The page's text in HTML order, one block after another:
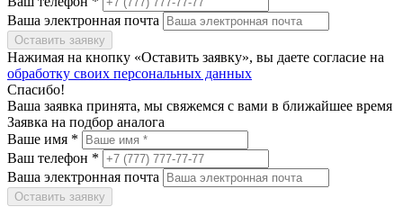
Ваша электронная почта
Оставить заявку
Нажимая на кнопку «Оставить заявку», вы даете согласие на
обработку своих персональных данных
Спасибо!
Ваша заявка принята, мы свяжемся с вами в ближайшее время
Заявка на подбор аналога
Ваше имя *
Ваш телефон *
Ваша электронная почта
Оставить заявку